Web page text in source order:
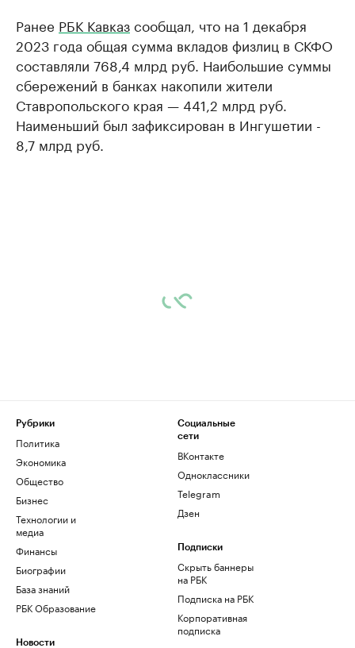
Ранее РБК Кавказсообщал, что на 1 декабря
2023 года общая сумма вкладов физлиц в СКФО
составляли 768,4 млрд руб. Наибольшие суммы
сбережений в банках накопили жители
Ставропольского края — 441,2 млрд руб.
Наименьший был зафиксирован в Ингушетии -
8,7 млрд руб.
Рубрики
Политика
Экономика
Общество
Бизнес
Технологии и
медиа
Финансы
Биографии
База знаний
РБК Образование
Новости
Социальные
сети
ВКонтакте
Одноклассники
Telegram
Дзен
Подписки
Скрыть баннеры
на РБК
Подписка на РБК
Корпоративная
подписка